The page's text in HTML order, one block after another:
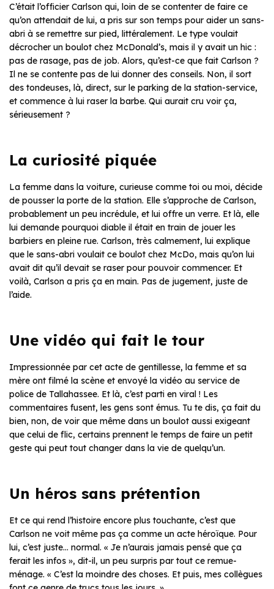
C’était l’officier Carlson qui, loin de se contenter de faire ce
qu’on attendait de lui, a pris sur son temps pour aider un sans-
abri à se remettre sur pied, littéralement. Le type voulait
décrocher un boulot chez McDonald’s, mais il y avait un hic :
pas de rasage, pas de job. Alors, qu’est-ce que fait Carlson ?
Il ne se contente pas de lui donner des conseils. Non, il sort
des tondeuses, là, direct, sur le parking de la station-service,
et commence à lui raser la barbe. Qui aurait cru voir ça,
sérieusement ?
La curiosité piquée
La femme dans la voiture, curieuse comme toi ou moi, décide
de pousser la porte de la station. Elle s’approche de Carlson,
probablement un peu incrédule, et lui offre un verre. Et là, elle
lui demande pourquoi diable il était en train de jouer les
barbiers en pleine rue. Carlson, très calmement, lui explique
que le sans-abri voulait ce boulot chez McDo, mais qu’on lui
avait dit qu’il devait se raser pour pouvoir commencer. Et
voilà, Carlson a pris ça en main. Pas de jugement, juste de
l’aide.
Une vidéo qui fait le tour
Impressionnée par cet acte de gentillesse, la femme et sa
mère ont filmé la scène et envoyé la vidéo au service de
police de Tallahassee. Et là, c’est parti en viral ! Les
commentaires fusent, les gens sont émus. Tu te dis, ça fait du
bien, non, de voir que même dans un boulot aussi exigeant
que celui de flic, certains prennent le temps de faire un petit
geste qui peut tout changer dans la vie de quelqu’un.
Un héros sans prétention
Et ce qui rend l’histoire encore plus touchante, c’est que
Carlson ne voit même pas ça comme un acte héroïque. Pour
lui, c’est juste… normal. « Je n’aurais jamais pensé que ça
ferait les infos », dit-il, un peu surpris par tout ce remue-
ménage. « C’est la moindre des choses. Et puis, mes collègues